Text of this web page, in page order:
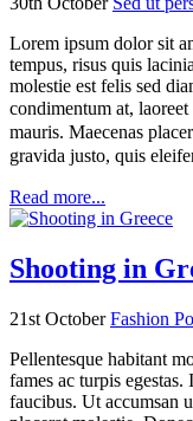
Lorem ipsum dolor sit
tempus, risus quis
molestie est felis sed
condimentum at, laoreet
mauris. Maecenas
gravida justo, quis
Read more...
Shooting in
21st OctoberFashion
Pellentesque habitant
fames ac turpis
faucibus. Ut accumsan